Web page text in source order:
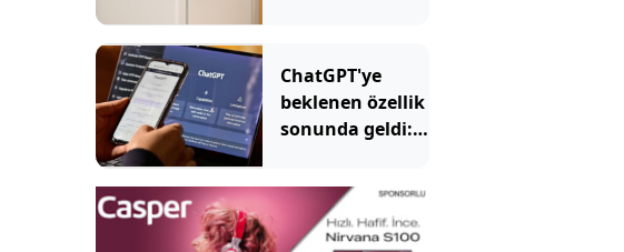
ChatGPT'ye
beklenen özellik
sonunda geldi:
kullanılacak